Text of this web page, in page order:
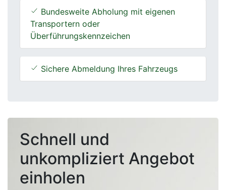
Bundesweite Abholung mit eigenen
Transportern oder
Überführungskennzeichen
Sichere Abmeldung Ihres Fahrzeugs
Schnell und
unkompliziert Angebot
einholen